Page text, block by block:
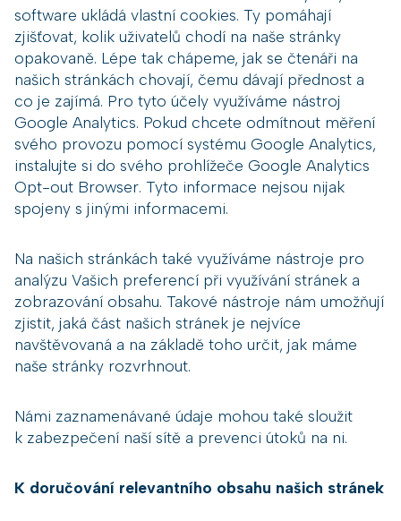
software ukládá vlastní cookies. Ty pomáhají
zjišťovat, kolik uživatelů chodí na naše stránky
opakovaně. Lépe tak chápeme, jak se čtenáři na
našich stránkách chovají, čemu dávají přednost a
co je zajímá. Pro tyto účely využíváme nástroj
Google Analytics. Pokud chcete odmítnout měření
svého provozu pomocí systému Google Analytics,
instalujte si do svého prohlížeče Google Analytics
Opt-out Browser. Tyto informace nejsou nijak
spojeny s jinými informacemi.
Na našich stránkách také využíváme nástroje pro
analýzu Vašich preferencí při využívání stránek a
zobrazování obsahu. Takové nástroje nám umožňují
zjistit, jaká část našich stránek je nejvíce
navštěvovaná a na základě toho určit, jak máme
naše stránky rozvrhnout.
Námi zaznamenávané údaje mohou také sloužit
k zabezpečení naší sítě a prevenci útoků na ni.
K doručování relevantního obsahu našich stránek